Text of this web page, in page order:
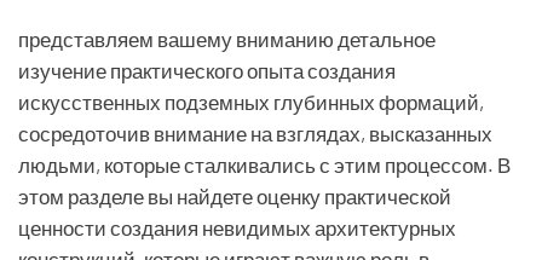
представляем вашему вниманию детальное
изучение практического опыта создания
искусственных подземных глубинных формаций,
сосредоточив внимание на взглядах, высказанных
людьми, которые сталкивались с этим процессом. В
этом разделе вы найдете оценку практической
ценности создания невидимых архитектурных